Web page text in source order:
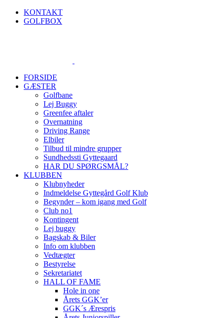
Skip
KONTAKT
GOLFBOX
FORSIDE
GÆSTER
Golfbane
Lej Buggy
Greenfee aftaler
Overnatning
Driving Range
Elbiler
Tilbud til mindre grupper
Sundhedssti Gyttegaard
HAR DU SPØRGSMÅL?
KLUBBEN
Klubnyheder
Indmeldelse Gyttegård Golf Klub
Begynder – kom igang med Golf
Club no1
Kontingent
Lej buggy
Bagskab & Biler
Info om klubben
Vedtægter
Bestyrelse
Sekretariatet
HALL OF FAME
Hole in one
Årets GGK’er
GGK´s Ærespris